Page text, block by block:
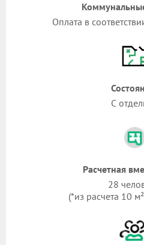
Оплата в
С
Расчетная
28
(*из расчета 10